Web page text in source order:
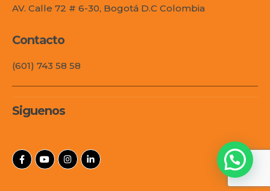
AV. Calle 72 # 6-30, Bogotá D.C Colombia
Contacto
(601) 743 58 58
Siguenos